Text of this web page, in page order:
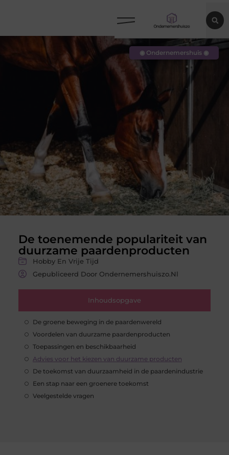
De toenemende populariteit van
duurzame paardenproducten
Hobby En Vrije Tijd
Gepubliceerd Door Ondernemershuiszo.nl
Inhoudsopgave
De groene beweging in de paardenwereld
Voordelen van duurzame paardenproducten
Toepassingen en beschikbaarheid
Advies voor het kiezen van duurzame producten
De toekomst van duurzaamheid in de paardenindustrie
Een stap naar een groenere toekomst
Veelgestelde vragen
◉ Ondernemershuis ◉